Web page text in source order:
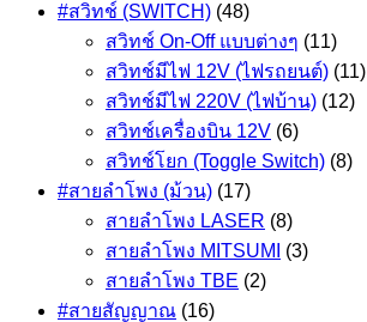
#สวิทช์ (SWITCH) (48)
สวิทช์ On-Off แบบต่างๆ (11)
สวิทช์มีไฟ 12V (ไฟรถยนต์) (11)
สวิทช์มีไฟ 220V (ไฟบ้าน) (12)
สวิทช์เครื่องบิน 12V (6)
สวิทช์โยก (Toggle Switch) (8)
#สายลำโพง (ม้วน) (17)
สายลำโพง LASER (8)
สายลำโพง MITSUMI
(3)
สายลำโพง TBE (2)
#สายสัญญาณ (16)